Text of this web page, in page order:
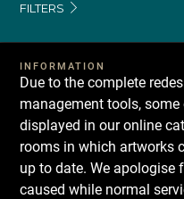
FILTERS
INFORMATION
Due to the complete
management tools,
displayed in our online
rooms in which artworks
up to date. We apologise
caused while normal